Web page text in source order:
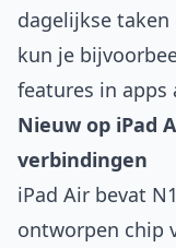
dagelijkse taken
kun je
features in apps
Nieuw op iPad
verbindingen
iPad Air bevat
ontworpen chip